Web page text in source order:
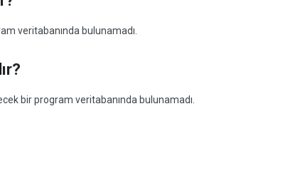
veritabanında bulunamadı.
bir program veritabanında bulunamadı.